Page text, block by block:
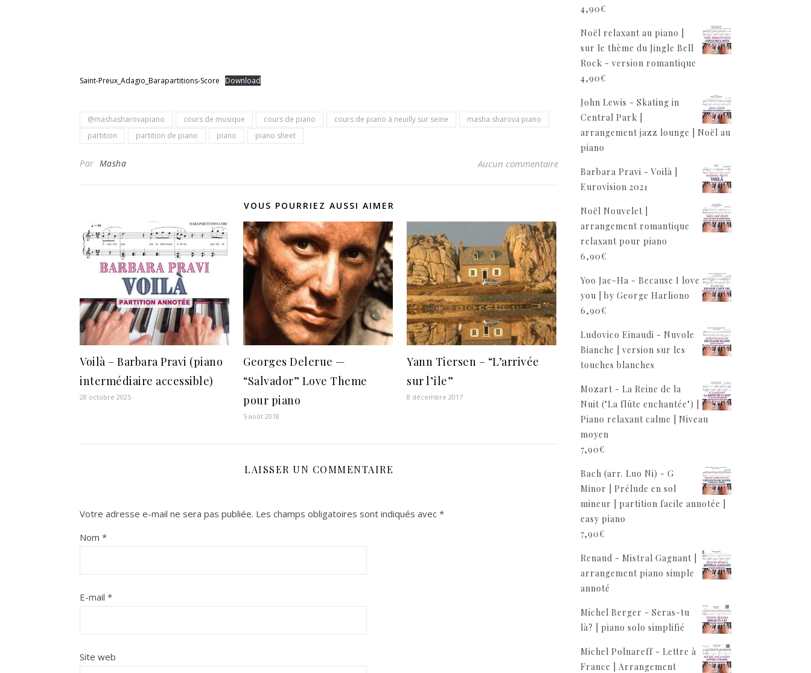
Saint-Preux_Adagio_Barapartitions-Score Download
@mashasharovapiano cours de musique cours de piano cours de piano à neuilly sur seine
masha sharova piano
partition
partition de piano piano piano sheet
Par Masha Aucun commentaire
VOUS POURRIEZ AUSSI AIMER
Voilà – Barbara Pravi (piano
intermédiaire accessible)
28 octobre 2025
Georges Delerue —
“Salvador” Love Theme
pour piano
5 août 2018
Yann Tiersen – “L’arrivée
sur l’île”
8 décembre 2017
LAISSER UN COMMENTAIRE
Votre adresse e-mail ne sera pas publiée. Les champs obligatoires sont indiqués avec *
Nom *
E-mail *
Site web
4,90€
Noël relaxant au piano |
sur le thème du Jingle Bell
Rock - version romantique
4,90€
John Lewis - Skating in
Central Park |
arrangement jazz lounge | Noël au
piano
Barbara Pravi - Voilà |
Eurovision 2021
Noël Nouvelet |
arrangement romantique
relaxant pour piano
6,90€
Yoo Jae-Ha - Because I love
you | by George Harliono
6,90€
Ludovico Einaudi - Nuvole
Bianche | version sur les
touches blanches
Mozart - La Reine de la
Nuit ("La flûte enchantée") |
Piano relaxant calme | Niveau
moyen
7,90€
Bach (arr. Luo Ni) - G
Minor | Prélude en sol
mineur | partition facile annotée |
easy piano
7,90€
Renaud - Mistral Gagnant |
arrangement piano simple
annoté
Michel Berger - Seras-tu
là? | piano solo simplifié
Michel Polnareff - Lettre à
France | Arrangement